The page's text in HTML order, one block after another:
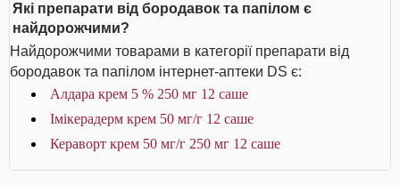
Які препарати від бородавок та папілом є
найдорожчими?
Найдорожчими товарами в категорії препарати від
бородавок та папілом інтернет-аптеки DS є:
Алдара крем 5 % 250 мг 12 саше
Імікерадерм крем 50 мг/г 12 саше
Кераворт крем 50 мг/г 250 мг 12 саше